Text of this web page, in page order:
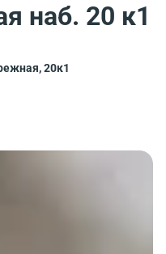
наб. 20 к1
20к1